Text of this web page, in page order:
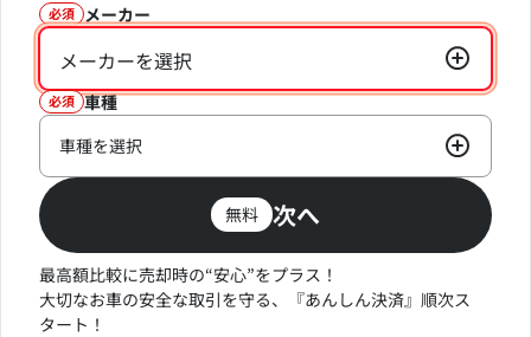
必須 メーカー
メーカーを選択
必須 車種
車種を選択
無料 次へ
最高額比較に売却時の“安心”をプラス！
大切なお車の安全な取引を守る、『あんしん決済』順次ス
タート！